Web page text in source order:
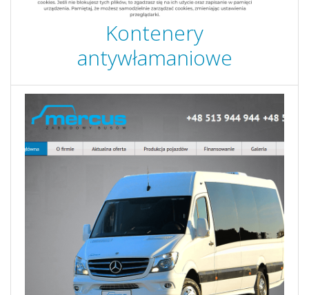
Kontenery
antywłamaniowe